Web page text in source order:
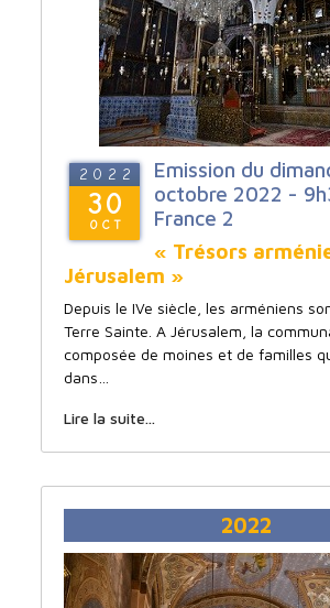
2022
30
OCT
Emission du
octobre 2022 -
France 2
« Trésors
Jérusalem »
Depuis le IVe siècle, les arméniens
Terre Sainte. A Jérusalem, la
composée de moines et de familles
dans…
Lire la suite...
2022